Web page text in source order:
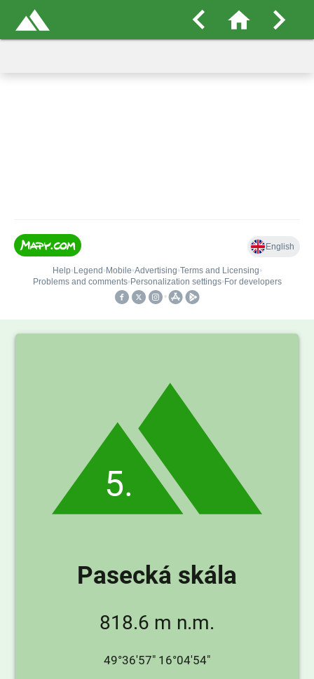
5.
Pasecká skála
818.6 m n.m.
49°36'57" 16°04'54"